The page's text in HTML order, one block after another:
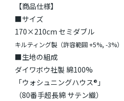
【商品仕様】
■サイズ
170×210cm セミダブル
キルティング製（許容範囲 +5%, -3%）
■生地の組成
ダイワボウ社製 綿100%
「ウォシュニングハウス®」
（80番手超長綿 サテン織）